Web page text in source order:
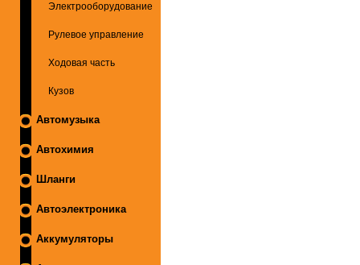
Электрооборудование
Рулевое управление
Ходовая часть
Кузов
Автомузыка
Автохимия
Шланги
Автоэлектроника
Аккумуляторы